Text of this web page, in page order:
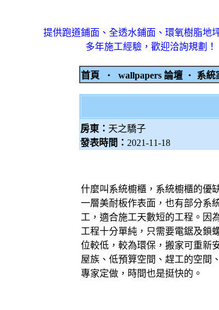
提供跑道鋪面、全透水鋪面、環氧樹脂地
多年施工經驗，歡迎洽詢規劃！
首頁 ‧ wallpapers 論壇 ‧ 系
房東： 天之驕子
發表時間： 2021-11-18
什麼叫系統櫥櫃，系統櫥櫃的優
一層美耐板作表面，也有部分系
工，適合施工天數短的工程。因
工程十分單純，只需要電鋸及鎖
位較低，較為環保，搬家可重新
屋族、低預算空間、趕工的空間
專家定做，時間也是挺快的。